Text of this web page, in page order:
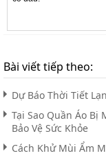
Bài viết tiếp theo:
Dự Báo Thời Tiết
Tại Sao Quần Áo Bị
Bảo Vệ Sức Khỏe
Cách Khử Mùi Ẩm